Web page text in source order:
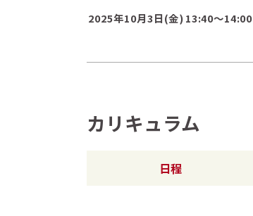
2025年10月3日(金) 13:40～14:00
カリキュラム
日程